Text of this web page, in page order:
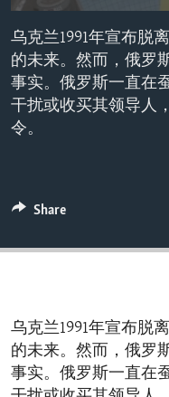
ENVIRONMENT AND
IDEALS AND
乌克兰1991年宣布脱
的未来。然而，俄罗
事实。俄罗斯一直在
干扰或收买其领导人
令。
Share
乌克兰1991年宣布脱
的未来。然而，俄罗
事实。俄罗斯一直在